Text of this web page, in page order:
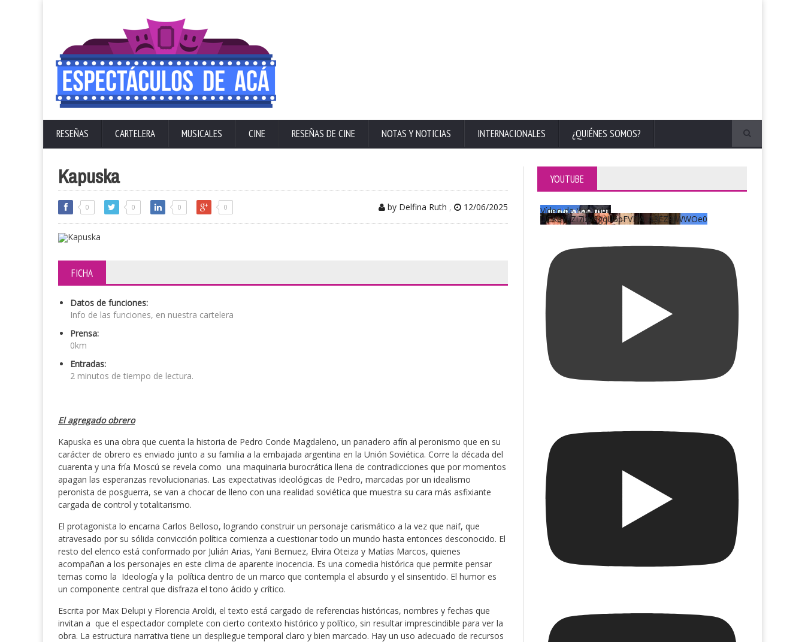
RESEÑAS CARTELERA MUSICALES CINE RESEÑAS DE CINE NOTAS Y NOTICIAS INTERNACIONALES ¿QUIÉNES SOMOS?
Kapuska
0 0 0 0 by Delfina Ruth , 12/06/2025
FICHA
Datos de funciones:
Info de las funciones, en nuestra cartelera
Prensa:
0km
Entradas:
2 minutos de tiempo de lectura.
El agregado obrero
Kapuska es una obra que cuenta la historia de Pedro Conde Magdaleno, un panadero afín al peronismo que en su
carácter de obrero es enviado junto a su familia a la embajada argentina en la Unión Soviética. Corre la década del
cuarenta y una fría Moscú se revela como una maquinaria burocrática llena de contradicciones que por momentos
apagan las esperanzas revolucionarias. Las expectativas ideológicas de Pedro, marcadas por un idealismo
peronista de posguerra, se van a chocar de lleno con una realidad soviética que muestra su cara más asfixiante
cargada de control y totalitarismo.
El protagonista lo encarna Carlos Belloso, logrando construir un personaje carismático a la vez que naif, que
atravesado por su sólida convicción política comienza a cuestionar todo un mundo hasta entonces desconocido. El
resto del elenco está conformado por Julián Arias, Yani Bernuez, Elvira Oteiza y Matías Marcos, quienes
acompañan a los personajes en este clima de aparente inocencia. Es una comedia histórica que permite pensar
temas como la Ideología y la política dentro de un marco que contempla el absurdo y el sinsentido. El humor es
un componente central que disfraza el tono ácido y crítico.
Escrita por Max Delupi y Florencia Aroldi, el texto está cargado de referencias históricas, nombres y fechas que
invitan a que el espectador complete con cierto contexto histórico y político, sin resultar imprescindible para ver la
obra. La estructura narrativa tiene un despliegue temporal claro y bien marcado. Hay un uso adecuado de recursos
YOUTUBE
Vídeo de YouTube
UCKqYjiZi7lzy6gqU6pFVFiA_A3EZ9JWWOe0